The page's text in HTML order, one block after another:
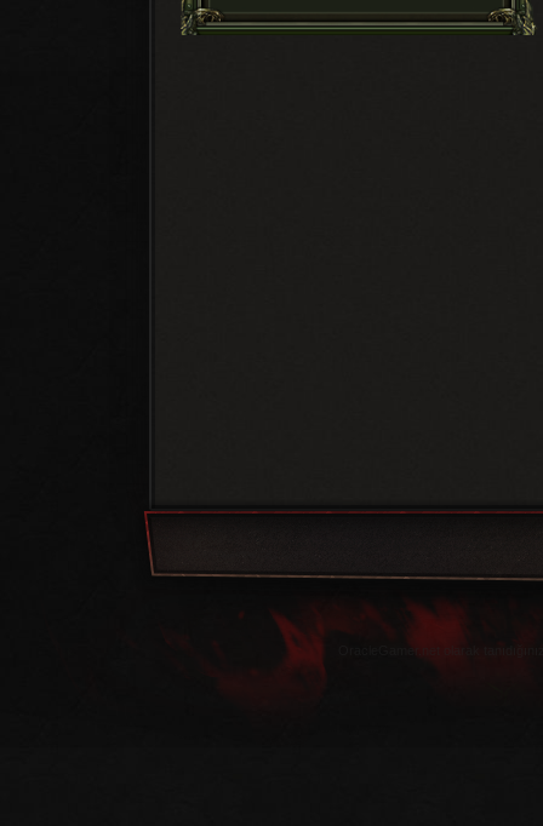
OracleGamer.net olarak